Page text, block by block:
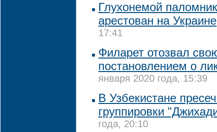
Глухонемой
арестован на Украине
17:41
Филарет отозвал
постановлением о
января 2020 года, 15:39
В Узбекистане
группировки
года, 20:10